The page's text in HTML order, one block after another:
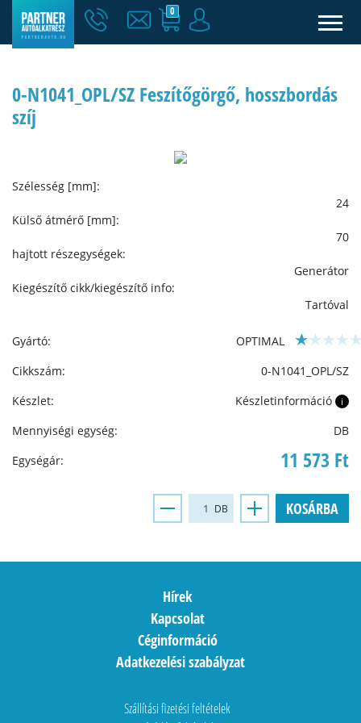
0
0-N1041_OPL/SZ Feszítőgörgő, hosszbordás
szíj
Szélesség [mm]:
24
Külső átmérő [mm]:
70
hajtott részegységek:
Generátor
Kiegészítő cikk/kiegészítő info:
Tartóval
Gyártó:
OPTIMAL
Cikkszám:
0-N1041_OPL/SZ
Készlet:
Készletinformáció i
Mennyiségi egység:
DB
Egységár:
11 573 Ft
DB KOSÁRBA
Hírek
Kapcsolat
Céginformáció
Adatkezelési szabályzat
Szállítási fizetési feltételek